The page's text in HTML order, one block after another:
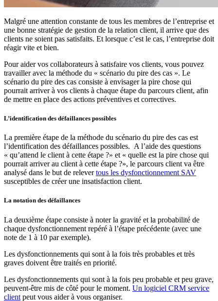
Malgré une attention constante de tous les membres de l’entreprise et
une bonne stratégie de gestion de la relation client, il arrive que des
clients ne soient pas satisfaits. Et lorsque c’est le cas, l’entreprise doit
réagir vite et bien.
Pour aider vos collaborateurs à satisfaire vos clients, vous pouvez
travailler avec la méthode du « scénario du pire des cas ». Le
scénario du pire des cas consiste à envisager la pire chose qui
pourrait arriver à vos clients à chaque étape du parcours client, afin
de mettre en place des actions préventives et correctives.
L’identification des défaillances possibles
La première étape de la méthode du scénario du pire des cas est
l’identification des défaillances possibles. A l’aide des questions
« qu’attend le client à cette étape ?» et « quelle est la pire chose qui
pourrait arriver au client à cette étape ?», le parcours client va être
analysé dans le but de relevertous les dysfonctionnement SAV
susceptibles de créer une insatisfaction client.
La notation des défaillances
La deuxième étape consiste à noter la gravité et la probabilité de
chaque dysfonctionnement repéré à l’étape précédente (avec une
note de 1 à 10 par exemple).
Les dysfonctionnements qui sont à la fois très probables et très
graves doivent être traités en priorité.
Les dysfonctionnements qui sont à la fois peu probable et peu grave,
peuvent-être mis de côté pour le moment. Un logiciel CRM service
client peut vous aider à vous organiser.